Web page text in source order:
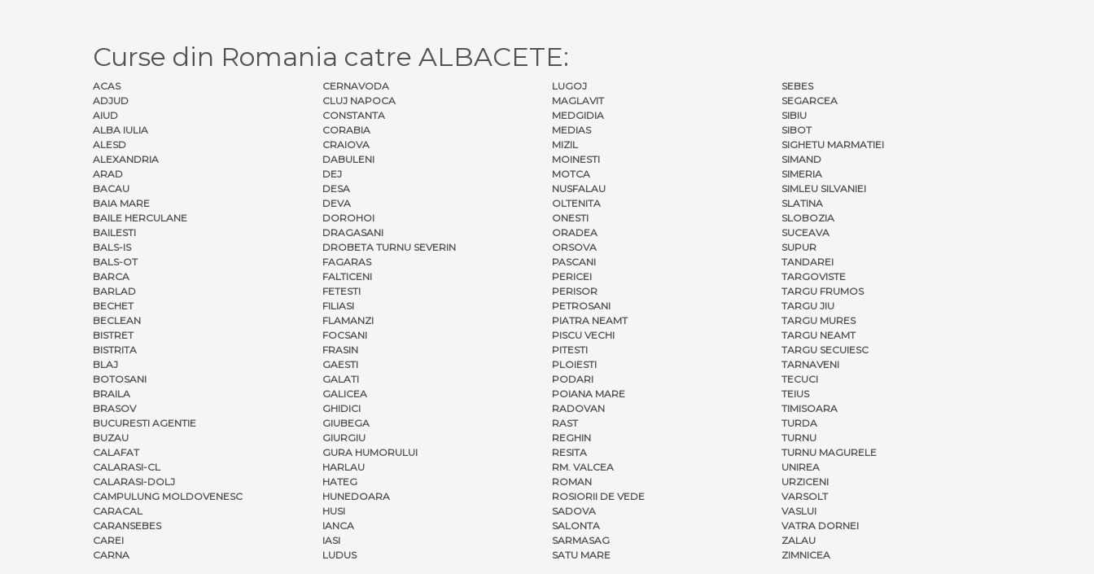
Curse din Romania catre ALBACETE:
ACAS
ADJUD
AIUD
ALBA IULIA
ALESD
ALEXANDRIA
ARAD
BACAU
BAIA MARE
BAILE HERCULANE
BAILESTI
BALS-IS
BALS-OT
BARCA
BARLAD
BECHET
BECLEAN
BISTRET
BISTRITA
BLAJ
BOTOSANI
BRAILA
BRASOV
BUCURESTI AGENTIE
BUZAU
CALAFAT
CALARASI-CL
CALARASI-DOLJ
CAMPULUNG MOLDOVENESC
CARACAL
CARANSEBES
CAREI
CARNA
CERNAVODA
CLUJ NAPOCA
CONSTANTA
CORABIA
CRAIOVA
DABULENI
DEJ
DESA
DEVA
DOROHOI
DRAGASANI
DROBETA TURNU SEVERIN
FAGARAS
FALTICENI
FETESTI
FILIASI
FLAMANZI
FOCSANI
FRASIN
GAESTI
GALATI
GALICEA
GHIDICI
GIUBEGA
GIURGIU
GURA HUMORULUI
HARLAU
HATEG
HUNEDOARA
HUSI
IANCA
IASI
LUDUS
LUGOJ
MAGLAVIT
MEDGIDIA
MEDIAS
MIZIL
MOINESTI
MOTCA
NUSFALAU
OLTENITA
ONESTI
ORADEA
ORSOVA
PASCANI
PERICEI
PERISOR
PETROSANI
PIATRA NEAMT
PISCU VECHI
PITESTI
PLOIESTI
PODARI
POIANA MARE
RADOVAN
RAST
REGHIN
RESITA
RM. VALCEA
ROMAN
ROSIORII DE VEDE
SADOVA
SALONTA
SARMASAG
SATU MARE
SEBES
SEGARCEA
SIBIU
SIBOT
SIGHETU MARMATIEI
SIMAND
SIMERIA
SIMLEU SILVANIEI
SLATINA
SLOBOZIA
SUCEAVA
SUPUR
TANDAREI
TARGOVISTE
TARGU FRUMOS
TARGU JIU
TARGU MURES
TARGU NEAMT
TARGU SECUIESC
TARNAVENI
TECUCI
TEIUS
TIMISOARA
TURDA
TURNU
TURNU MAGURELE
UNIREA
URZICENI
VARSOLT
VASLUI
VATRA DORNEI
ZALAU
ZIMNICEA